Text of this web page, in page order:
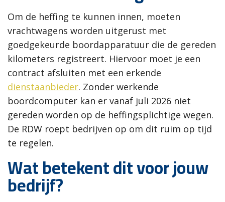
Om de heffing te kunnen innen, moeten
vrachtwagens worden uitgerust met
goedgekeurde boordapparatuur die de gereden
kilometers registreert. Hiervoor moet je een
contract afsluiten met een erkende
dienstaanbieder. Zonder werkende
boordcomputer kan er vanaf juli 2026 niet
gereden worden op de heffingsplichtige wegen.
De RDW roept bedrijven op om dit ruim op tijd
te regelen.
Wat betekent dit voor jouw
bedrijf?